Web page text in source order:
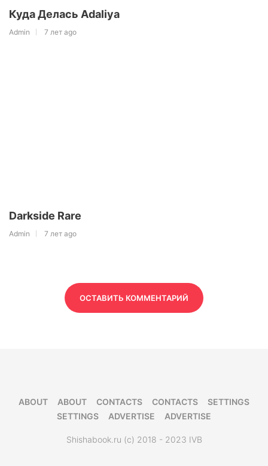
Куда Делась Adaliya
Admin 7 лет ago
Darkside Rare
Admin 7 лет ago
ОСТАВИТЬ КОММЕНТАРИЙ
ABOUT ABOUT CONTACTS CONTACTS
SETTINGS
SETTINGS
ADVERTISE ADVERTISE
Shishabook.ru (c) 2018 - 2023 IVB